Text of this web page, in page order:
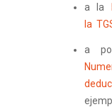
a la
la
a